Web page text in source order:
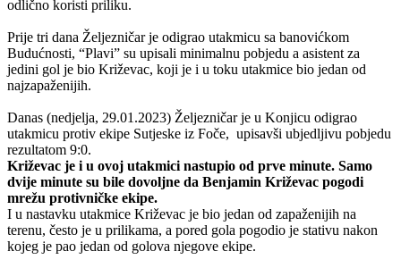
odlično koristi priliku.
Prije tri dana Željezničar je odigrao utakmicu sa banovićkom
Budućnosti, “Plavi” su upisali minimalnu pobjedu a asistent za
jedini gol je bio Križevac, koji je i u toku utakmice bio jedan od
najzapaženijih.
Danas (nedjelja, 29.01.2023) Željezničar je u Konjicu odigrao
utakmicu protiv ekipe Sutjeske iz Foče, upisavši ubjedljivu pobjedu
rezultatom 9:0.
Križevac je i u ovoj utakmici nastupio od prve minute. Samo
dvije minute su bile dovoljne da Benjamin Križevac pogodi
mrežu protivničke ekipe.
I u nastavku utakmice Križevac je bio jedan od zapaženijih na
terenu, često je u prilikama, a pored gola pogodio je stativu nakon
kojeg je pao jedan od golova njegove ekipe.